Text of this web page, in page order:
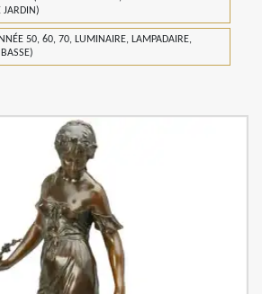
JARDIN)
50, 60, 70, LUMINAIRE, LAMPADAIRE,